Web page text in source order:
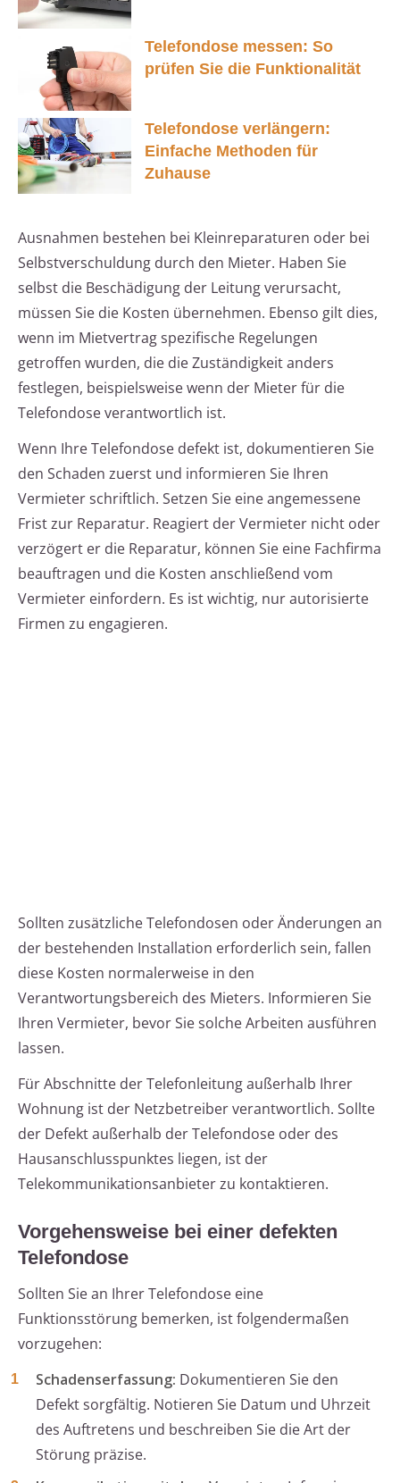
Telefondose messen: So
prüfen Sie die Funktionalität
Telefondose verlängern:
Einfache Methoden für
Zuhause
Ausnahmen bestehen bei Kleinreparaturen oder bei
Selbstverschuldung durch den Mieter. Haben Sie
selbst die Beschädigung der Leitung verursacht,
müssen Sie die Kosten übernehmen. Ebenso gilt dies,
wenn im Mietvertrag spezifische Regelungen
getroffen wurden, die die Zuständigkeit anders
festlegen, beispielsweise wenn der Mieter für die
Telefondose verantwortlich ist.
Wenn Ihre Telefondose defekt ist, dokumentieren Sie
den Schaden zuerst und informieren Sie Ihren
Vermieter schriftlich. Setzen Sie eine angemessene
Frist zur Reparatur. Reagiert der Vermieter nicht oder
verzögert er die Reparatur, können Sie eine Fachfirma
beauftragen und die Kosten anschließend vom
Vermieter einfordern. Es ist wichtig, nur autorisierte
Firmen zu engagieren.
Sollten zusätzliche Telefondosen oder Änderungen an
der bestehenden Installation erforderlich sein, fallen
diese Kosten normalerweise in den
Verantwortungsbereich des Mieters. Informieren Sie
Ihren Vermieter, bevor Sie solche Arbeiten ausführen
lassen.
Für Abschnitte der Telefonleitung außerhalb Ihrer
Wohnung ist der Netzbetreiber verantwortlich. Sollte
der Defekt außerhalb der Telefondose oder des
Hausanschlusspunktes liegen, ist der
Telekommunikationsanbieter zu kontaktieren.
Vorgehensweise bei einer defekten
Telefondose
Sollten Sie an Ihrer Telefondose eine
Funktionsstörung bemerken, ist folgendermaßen
vorzugehen:
Schadenserfassung: Dokumentieren Sie den
Defekt sorgfältig. Notieren Sie Datum und Uhrzeit
des Auftretens und beschreiben Sie die Art der
Störung präzise.